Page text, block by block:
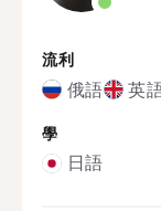
流利
俄語 英
學
日語